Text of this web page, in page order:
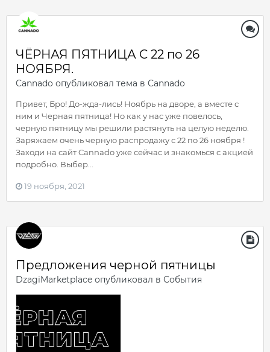
ЧЁРНАЯ ПЯТНИЦА С 22 по 26
НОЯБРЯ.
Cannado опубликовал тема в Cannado
Привет, Бро! До-жда-лись! Ноябрь на дворе, а вместе с
ним и Черная пятница! Но как у нас уже повелось,
черную пятницу мы решили растянуть на целую неделю.
Заряжаем очень черную распродажу с 22 по 26 ноября !
Заходи на сайт Cannado уже сейчас и знакомься с акцией
подробно. Выбер...
19 ноября, 2021
Предложения черной пятницы
DzagiMarketplace опубликовал в События